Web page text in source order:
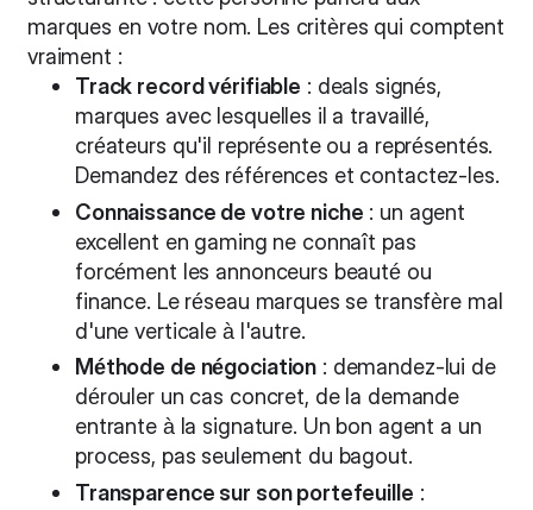
marques en votre nom. Les critères qui comptent
vraiment :
Track record vérifiable : deals signés,
marques avec lesquelles il a travaillé,
créateurs qu'il représente ou a représentés.
Demandez des références et contactez-les.
Connaissance de votre niche : un agent
excellent en gaming ne connaît pas
forcément les annonceurs beauté ou
finance. Le réseau marques se transfère mal
d'une verticale à l'autre.
Méthode de négociation : demandez-lui de
dérouler un cas concret, de la demande
entrante à la signature. Un bon agent a un
process, pas seulement du bagout.
Transparence sur son portefeuille :